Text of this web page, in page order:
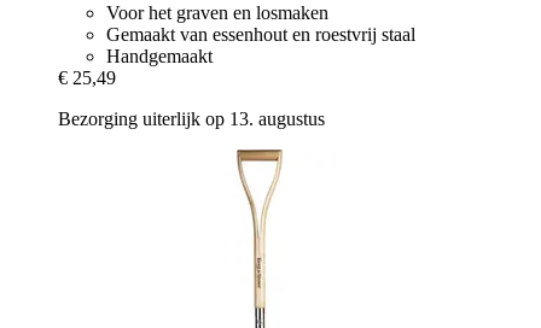
Voor het graven en losmaken
Gemaakt van essenhout en roestvrij staal
Handgemaakt
€ 25,49
Bezorging uiterlijk op 13. augustus